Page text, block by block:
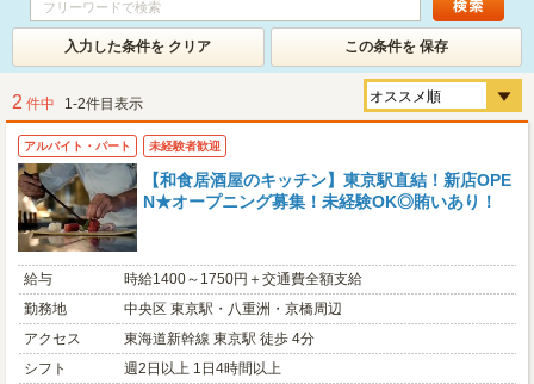
入力した条件を クリア この条件を 保存
2 件中 1-2件目表示
アルバイト・パート 未経験者歓迎
【和食居酒屋のキッチン】東京駅直結！新店OPE
N★オープニング募集！未経験OK◎賄いあり！
給与
時給1400～1750円＋交通費全額支給
勤務地
中央区 東京駅・八重洲・京橋周辺
アクセス
東海道新幹線 東京駅 徒歩 4分
シフト
週2日以上 1日4時間以上